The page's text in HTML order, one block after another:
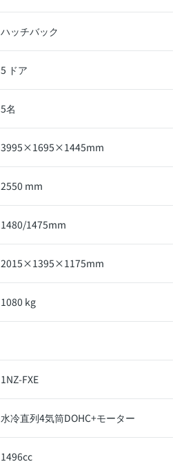
ハッチバック
5 ドア
5名
3995×1695×1445mm
2550 mm
1480/1475mm
2015×1395×1175mm
1080 kg
1NZ-FXE
水冷直列4気筒DOHC+モーター
1496cc